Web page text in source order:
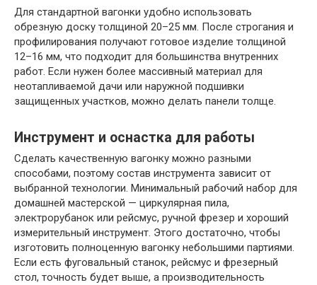
Для стандартной вагонки удобно использовать
обрезную доску толщиной 20–25 мм. После строгания и
профилирования получают готовое изделие толщиной
12–16 мм, что подходит для большинства внутренних
работ. Если нужен более массивный материал для
неотапливаемой дачи или наружной подшивки
защищенных участков, можно делать панели толще.
Инструмент и оснастка для работы
Сделать качественную вагонку можно разными
способами, поэтому состав инструмента зависит от
выбранной технологии. Минимальный рабочий набор для
домашней мастерской — циркулярная пила,
электрорубанок или рейсмус, ручной фрезер и хороший
измерительный инструмент. Этого достаточно, чтобы
изготовить полноценную вагонку небольшими партиями.
Если есть фуговальный станок, рейсмус и фрезерный
стол, точность будет выше, а производительность